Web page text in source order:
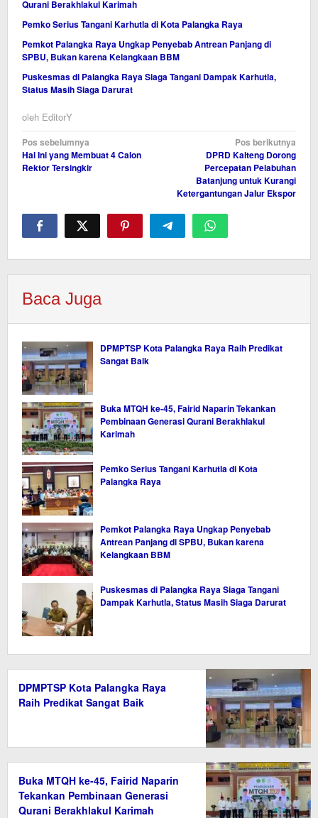
Qurani Berakhlakul Karimah
Pemko Serius Tangani Karhutla di Kota Palangka Raya
Pemkot Palangka Raya Ungkap Penyebab Antrean Panjang di
SPBU, Bukan karena Kelangkaan BBM
Puskesmas di Palangka Raya Siaga Tangani Dampak Karhutla,
Status Masih Siaga Darurat
oleh EditorY
Navigasi
pos
Pos sebelumnya
Hal Ini yang Membuat 4 Calon
Rektor Tersingkir
Pos berikutnya
DPRD Kalteng Dorong
Percepatan Pelabuhan
Batanjung untuk Kurangi
Ketergantungan Jalur Ekspor
Baca Juga
DPMPTSP Kota Palangka Raya Raih Predikat
Sangat Baik
Buka MTQH ke-45, Fairid Naparin Tekankan
Pembinaan Generasi Qurani Berakhlakul
Karimah
Pemko Serius Tangani Karhutla di Kota
Palangka Raya
Pemkot Palangka Raya Ungkap Penyebab
Antrean Panjang di SPBU, Bukan karena
Kelangkaan BBM
Puskesmas di Palangka Raya Siaga Tangani
Dampak Karhutla, Status Masih Siaga Darurat
DPMPTSP Kota Palangka Raya
Raih Predikat Sangat Baik
Buka MTQH ke-45, Fairid Naparin
Tekankan Pembinaan Generasi
Qurani Berakhlakul Karimah